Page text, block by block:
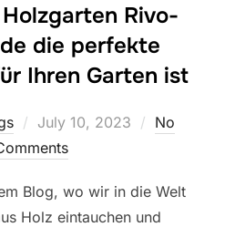
Rivo-
die perfekte
Ihren Garten ist
Posted
on
July 10, 2023
No
Blog, wo wir in die Welt
Holz eintauchen und